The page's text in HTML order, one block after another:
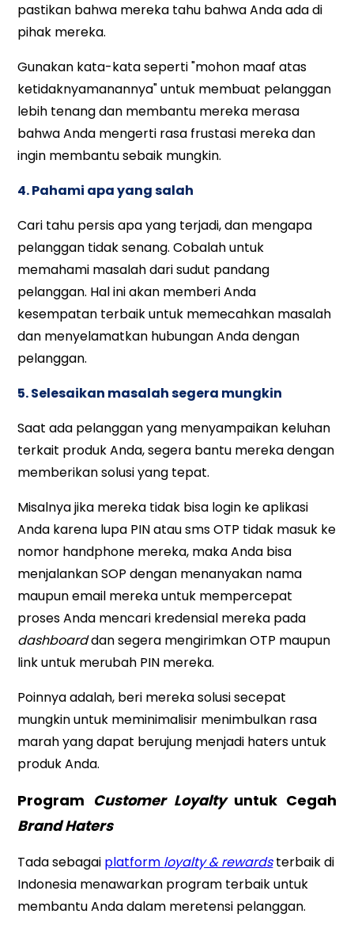
pastikan bahwa mereka tahu bahwa Anda ada di
pihak mereka.
Gunakan kata-kata seperti "mohon maaf atas
ketidaknyamanannya" untuk membuat pelanggan
lebih tenang dan membantu mereka merasa
bahwa Anda mengerti rasa frustasi mereka dan
ingin membantu sebaik mungkin.
4. Pahami apa yang salah
Cari tahu persis apa yang terjadi, dan mengapa
pelanggan tidak senang. Cobalah untuk
memahami masalah dari sudut pandang
pelanggan. Hal ini akan memberi Anda
kesempatan terbaik untuk memecahkan masalah
dan menyelamatkan hubungan Anda dengan
pelanggan.
5. Selesaikan masalah segera mungkin
Saat ada pelanggan yang menyampaikan keluhan
terkait produk Anda, segera bantu mereka dengan
memberikan solusi yang tepat.
Misalnya jika mereka tidak bisa login ke aplikasi
Anda karena lupa PIN atau sms OTP tidak masuk ke
nomor handphone mereka, maka Anda bisa
menjalankan SOP dengan menanyakan nama
maupun email mereka untuk mempercepat
proses Anda mencari kredensial mereka pada
dashboarddan segera mengirimkan OTP maupun
link untuk merubah PIN mereka.
Poinnya adalah, beri mereka solusi secepat
mungkin untuk meminimalisir menimbulkan rasa
marah yang dapat berujung menjadi haters untuk
produk Anda.
Program Customer Loyalty untuk Cegah
Brand Haters
Tada sebagai platform loyalty & rewardsterbaik di
Indonesia menawarkan program terbaik untuk
membantu Anda dalam meretensi pelanggan.